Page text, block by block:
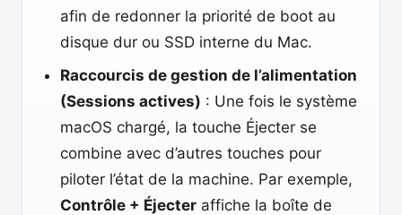
afin de redonner la priorité de boot au
disque dur ou SSD interne du Mac.
Raccourcis de gestion de l’alimentation
(Sessions actives) : Une fois le système
macOS chargé, la touche Éjecter se
combine avec d’autres touches pour
piloter l’état de la machine. Par exemple,
Contrôle + Éjecter affiche la boîte de